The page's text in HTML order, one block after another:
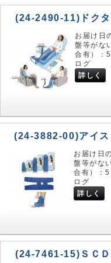
(24-2490-11)ドク
お届け日
盤等がな
合有）：
ログ
詳しく
(24-3882-00)アイス
お届け日
盤等がな
合有）：
ログ
詳しく
(24-7461-15)ＳＣ